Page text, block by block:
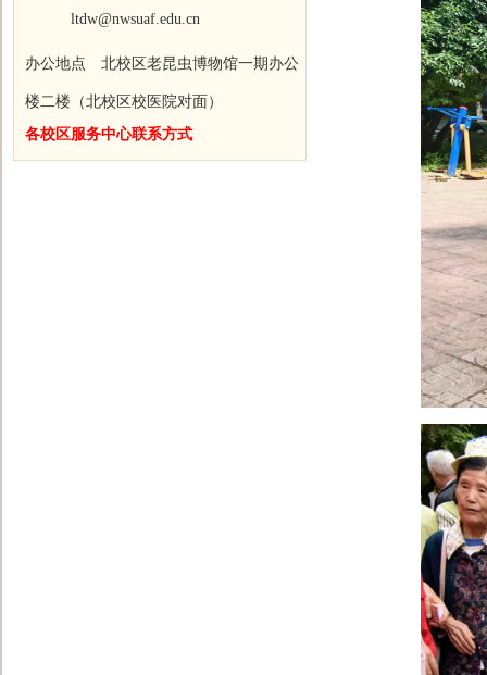
ltdw@nwsuaf.edu.cn
办公地点 北校区老昆虫博物馆一期办公
楼二楼（北校区校医院对面）
各校区服务中心联系方式